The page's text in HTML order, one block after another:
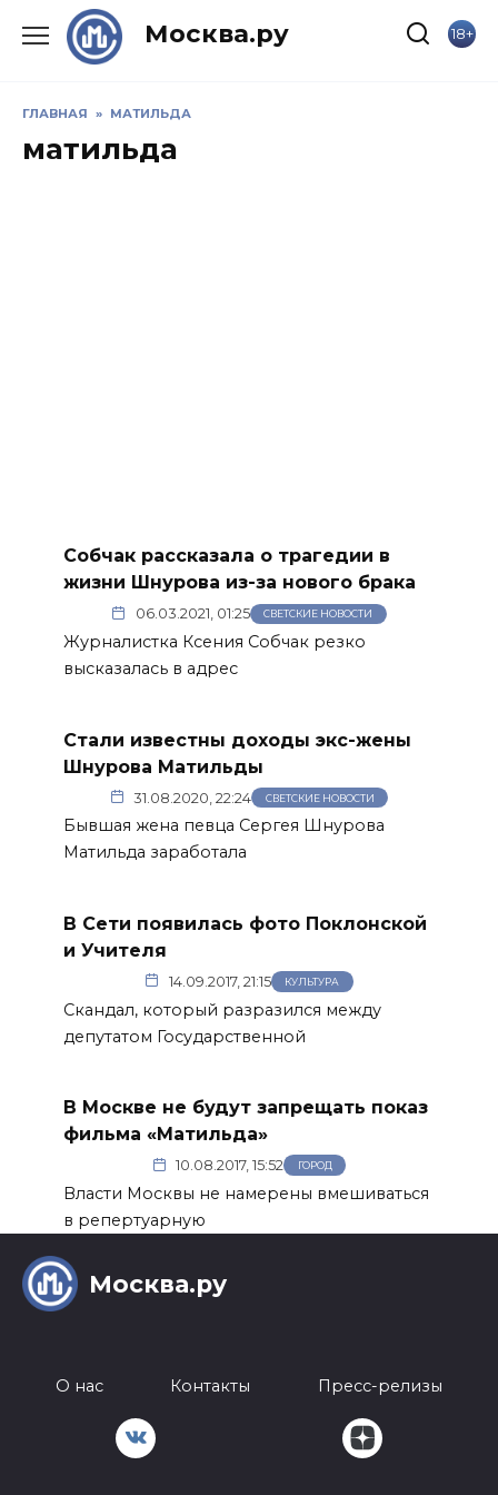
Москва.ру 18+
ГЛАВНАЯ » МАТИЛЬДА
матильда
Собчак рассказала о трагедии в
жизни Шнурова из-за нового брака
06.03.2021, 01:25 СВЕТСКИЕ НОВОСТИ
Журналистка Ксения Собчак резко
высказалась в адрес
Стали известны доходы экс-жены
Шнурова Матильды
31.08.2020, 22:24 СВЕТСКИЕ НОВОСТИ
Бывшая жена певца Сергея Шнурова
Матильда заработала
В Сети появилась фото Поклонской
и Учителя
14.09.2017, 21:15 КУЛЬТУРА
Скандал, который разразился между
депутатом Государственной
В Москве не будут запрещать показ
фильма «Матильда»
10.08.2017, 15:52 ГОРОД
Власти Москвы не намерены вмешиваться
в репертуарную
Москва.ру
О нас Контакты Пресс-релизы